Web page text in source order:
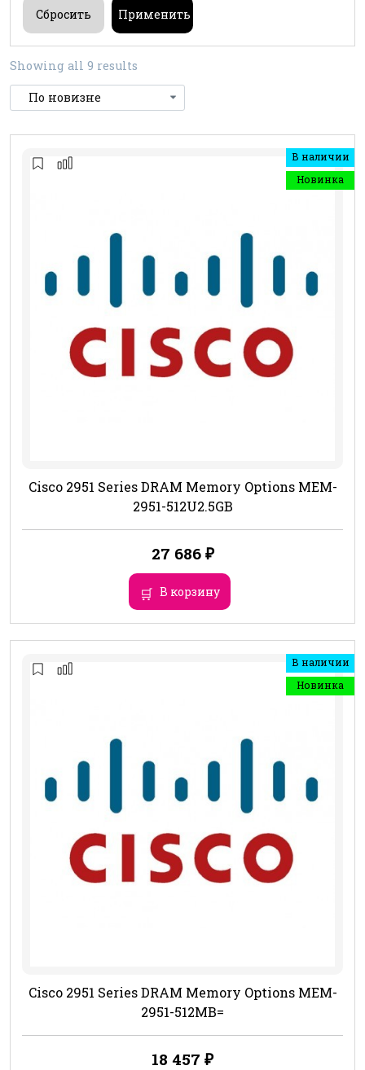
Showing all 9 results
В наличии
Новинка
Cisco 2951 Series DRAM Memory Options MEM-
2951-512U2.5GB
27 686 ₽
В корзину
В наличии
Новинка
Cisco 2951 Series DRAM Memory Options MEM-
2951-512MB=
18 457 ₽